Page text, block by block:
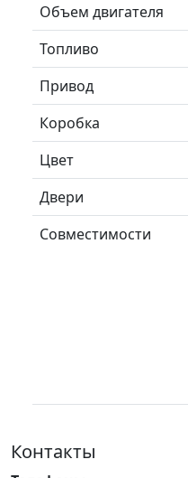
Объем двигателя
Топливо
Привод
Коробка
Цвет
Двери
Совместимости
Контакты